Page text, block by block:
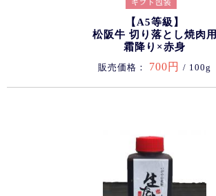
【A5等級】
松阪牛 切り落とし焼肉用
霜降り×赤身
販売価格： 700円 / 100g